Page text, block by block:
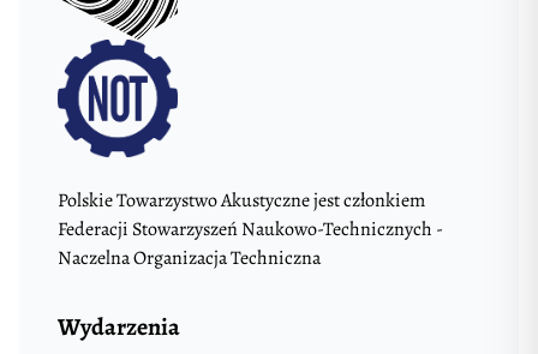
Polskie Towarzystwo Akustyczne jest członkiem
Federacji Stowarzyszeń Naukowo-Technicznych -
Naczelna Organizacja Techniczna
Wydarzenia